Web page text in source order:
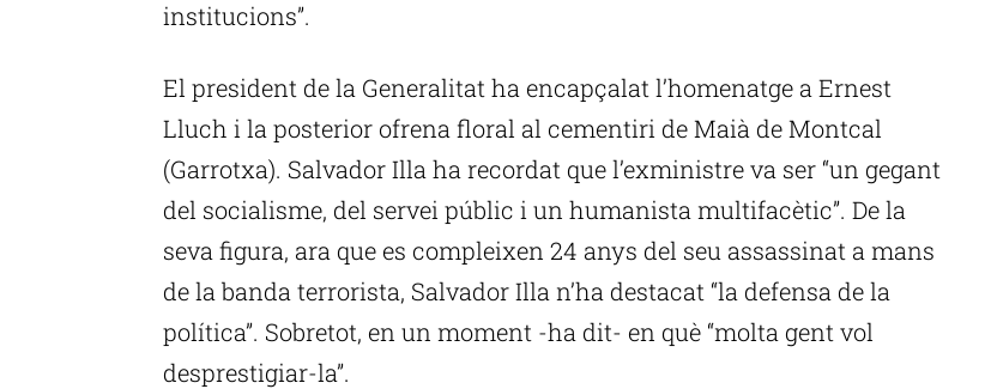
institucions”.
El president de la Generalitat ha encapçalat l’homenatge a Ernest
Lluch i la posterior ofrena floral al cementiri de Maià de Montcal
(Garrotxa). Salvador Illa ha recordat que l’exministre va ser “un gegant
del socialisme, del servei públic i un humanista multifacètic”. De la
seva figura, ara que es compleixen 24 anys del seu assassinat a mans
de la banda terrorista, Salvador Illa n’ha destacat “la defensa de la
política”. Sobretot, en un moment -ha dit- en què “molta gent vol
desprestigiar-la”.